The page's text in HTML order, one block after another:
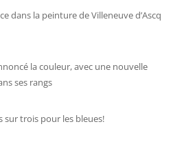
dans la peinture de Villeneuve d’Ascq
la couleur, avec une nouvelle
ses rangs
sur trois pour les bleues!